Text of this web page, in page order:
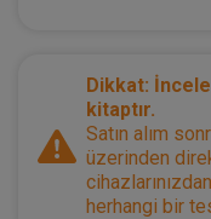
Dikkat:
kitaptır.
Satın alım
üzerinden
herhangi bir